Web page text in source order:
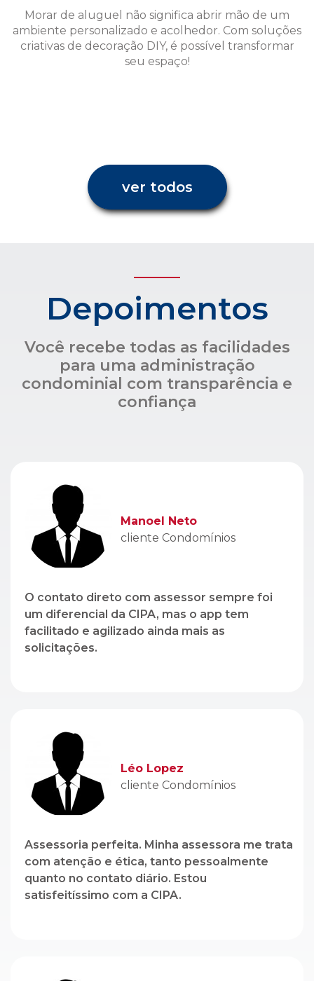
Morar de aluguel não significa abrir mão de um
ambiente personalizado e acolhedor. Com soluções
criativas de decoração DIY, é possível transformar
seu espaço!
ver todos
Depoimentos
Você recebe todas as facilidades
para uma administração
condominial com transparência e
confiança
Manoel Neto
cliente Condomínios
O contato direto com assessor sempre foi
um diferencial da CIPA, mas o app tem
facilitado e agilizado ainda mais as
solicitações.
Léo Lopez
cliente Condomínios
Assessoria perfeita. Minha assessora me trata
com atenção e ética, tanto pessoalmente
quanto no contato diário. Estou
satisfeitíssimo com a CIPA.